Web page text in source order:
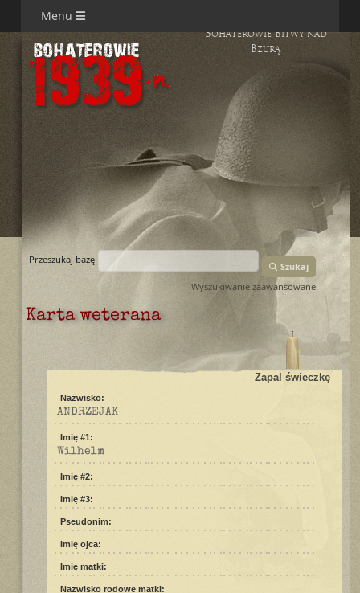
Menu
Bohaterowie Bitwy nad
Bzurą
Przeszukaj bazę
Szukaj
Wyszukiwanie zaawansowane
Karta weterana
Zapal świeczkę
Nazwisko:
ANDRZEJAK
Imię #1:
Wilhelm
Imię #2:
Imię #3:
Pseudonim:
Imię ojca:
Imię matki:
Nazwisko rodowe matki: